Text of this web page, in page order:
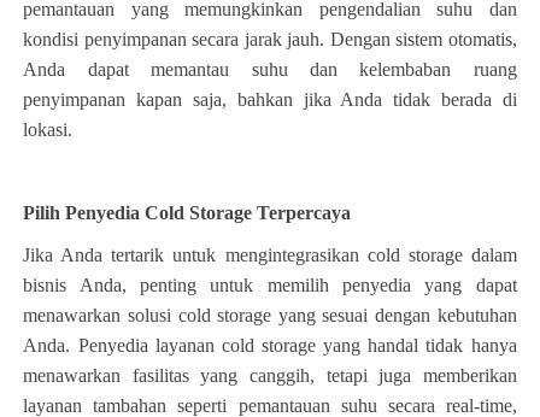
pemantauan yang memungkinkan pengendalian suhu dan
kondisi penyimpanan secara jarak jauh. Dengan sistem otomatis,
Anda dapat memantau suhu dan kelembaban ruang
penyimpanan kapan saja, bahkan jika Anda tidak berada di
lokasi.
Pilih Penyedia Cold Storage Terpercaya
Jika Anda tertarik untuk mengintegrasikan cold storage dalam
bisnis Anda, penting untuk memilih penyedia yang dapat
menawarkan solusi cold storage yang sesuai dengan kebutuhan
Anda. Penyedia layanan cold storage yang handal tidak hanya
menawarkan fasilitas yang canggih, tetapi juga memberikan
layanan tambahan seperti pemantauan suhu secara real-time,
Nama
Alamat
Pilih Produk